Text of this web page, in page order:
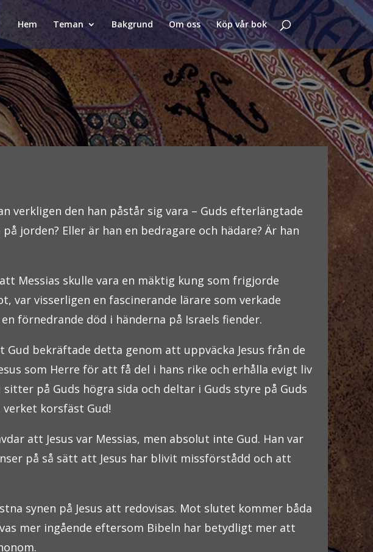
Hem Teman Bakgrund Om oss Köp vår bok
verkligen den han påstår sig vara – Guds efterlängtade
jorden? Eller är han en bedragare och hädare? Är han
Messias skulle vara en mäktig kung som frigjorde
var visserligen en fascinerande lärare som verkade
förnedrande död i händerna på Israels fiender.
bekräftade detta genom att uppväcka Jesus från de
som Herre för att få del i hans rike och erhålla evigt liv
på Guds högra sida och deltar i Guds styre på Guds
verket korsfäst Gud!
att Jesus var Messias, men absolut inte Gud. Han var
på så sätt att Jesus har blivit missförstådd och att
synen på Jesus att redovisas. Mot slutet kommer båda
mer ingående eftersom Bibeln har betydligt mer att